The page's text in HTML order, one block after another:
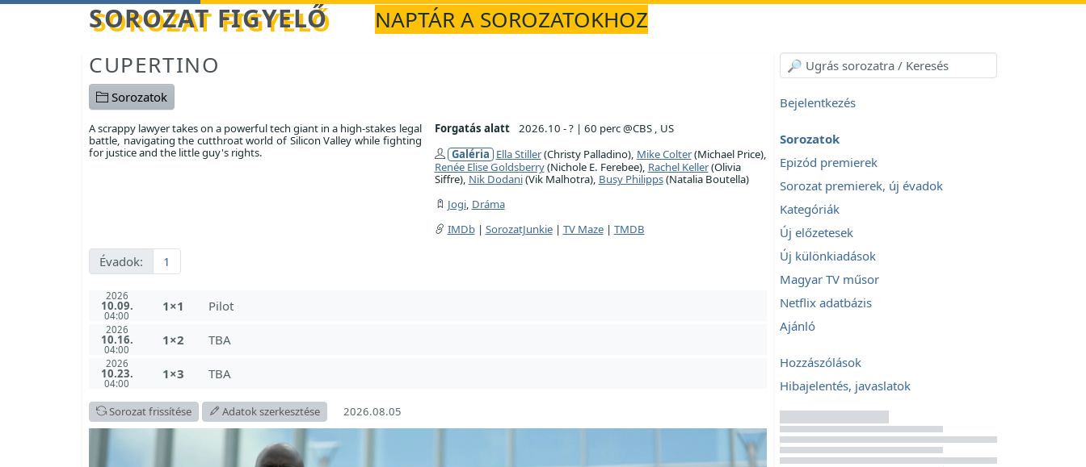
Betöltés... SOROZAT FIGYELŐ
NAPTÁR A SOROZATOKHOZ
CUPERTINO
Sorozatok
A scrappy lawyer takes on a powerful tech giant in a high-stakes legal
battle, navigating the cutthroat world of Silicon Valley while fighting
for justice and the little guy's rights.
Forgatás alatt 2026.10 - ? | 60 perc @CBS , US
Galéria Ella Stiller(Christy Palladino), Mike Colter(Michael Price),
Renée Elise Goldsberry(Nichole E. Ferebee), Rachel Keller(Olivia
Siffre), Nik Dodani(Vik Malhotra), Busy Philipps(Natalia Boutella)
Jogi, Dráma
IMDb| SorozatJunkie| TV Maze| TMDB
Évadok: 1
2026
10.09.
04:00
1×1 Pilot
2026
10.16.
04:00
1×2 TBA
2026
10.23.
04:00
1×3 TBA
Sorozat frissítése Adatok szerkesztése 2026.08.05
Bejelentkezés
Sorozatok
Epizód premierek
Sorozat premierek, új évadok
Kategóriák
Új előzetesek
Új különkiadások
Magyar TV műsor
Netflix adatbázis
Ajánló
Hozzászólások
Hibajelentés, javaslatok